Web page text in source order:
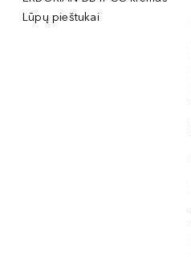
Lūpų pieštukai